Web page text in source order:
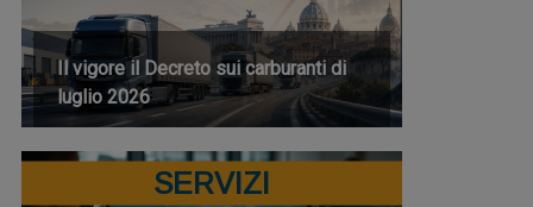
Il vigore il Decreto sui carburanti di
luglio 2026
SERVIZI